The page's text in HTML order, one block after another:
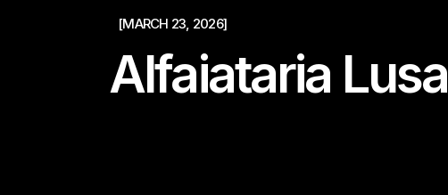
[MARCH 23, 2026]
Alfaiataria Lusa